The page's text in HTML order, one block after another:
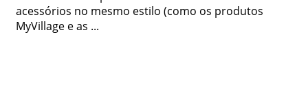
acessórios no mesmo estilo (como os produtos
MyVillage e as ...